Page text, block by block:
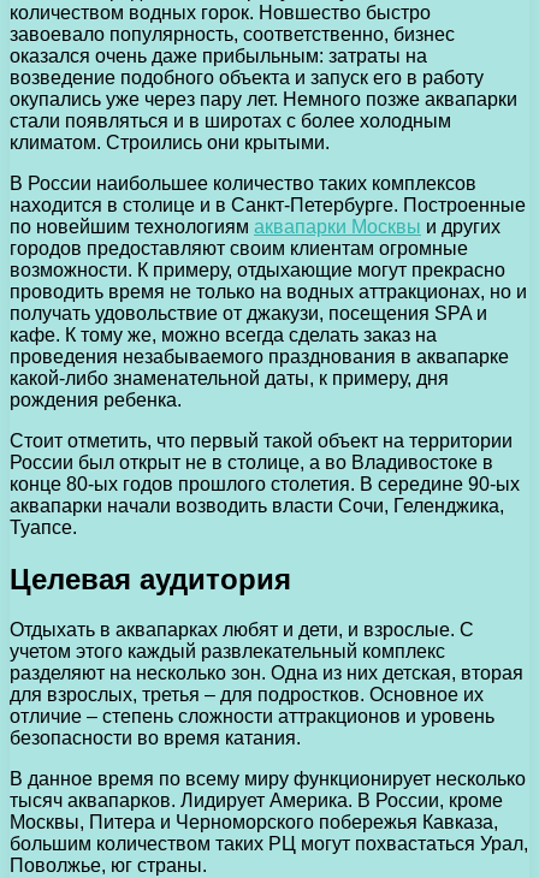
количеством водных горок. Новшество быстро
завоевало популярность, соответственно, бизнес
оказался очень даже прибыльным: затраты на
возведение подобного объекта и запуск его в работу
окупались уже через пару лет. Немного позже аквапарки
стали появляться и в широтах с более холодным
климатом. Строились они крытыми.
В России наибольшее количество таких комплексов
находится в столице и в Санкт-Петербурге. Построенные
по новейшим технологиям аквапарки Москвы и других
городов предоставляют своим клиентам огромные
возможности. К примеру, отдыхающие могут прекрасно
проводить время не только на водных аттракционах, но и
получать удовольствие от джакузи, посещения SPA и
кафе. К тому же, можно всегда сделать заказ на
проведения незабываемого празднования в аквапарке
какой-либо знаменательной даты, к примеру, дня
рождения ребенка.
Стоит отметить, что первый такой объект на территории
России был открыт не в столице, а во Владивостоке в
конце 80-ых годов прошлого столетия. В середине 90-ых
аквапарки начали возводить власти Сочи, Геленджика,
Туапсе.
Целевая аудитория
Отдыхать в аквапарках любят и дети, и взрослые. С
учетом этого каждый развлекательный комплекс
разделяют на несколько зон. Одна из них детская, вторая
для взрослых, третья – для подростков. Основное их
отличие – степень сложности аттракционов и уровень
безопасности во время катания.
В данное время по всему миру функционирует несколько
тысяч аквапарков. Лидирует Америка. В России, кроме
Москвы, Питера и Черноморского побережья Кавказа,
большим количеством таких РЦ могут похвастаться Урал,
Поволжье, юг страны.